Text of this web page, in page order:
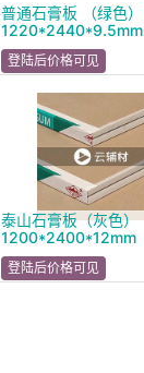
普通石膏板 （绿色）
1220*2440*9.5mm
登陆后价格可见
泰山石膏板（灰色）
1200*2400*12mm
登陆后价格可见